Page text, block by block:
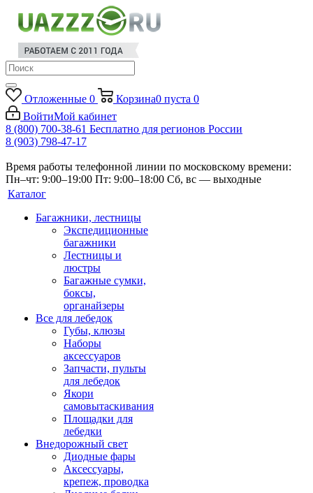
Отложенные 0 Корзина0 пуста 0
ВойтиМой кабинет
8 (800) 700-38-61 Бесплатно для регионов России
8 (903) 798-47-17
Время работы телефонной линии по московскому времени:
Пн–чт: 9:00–19:00 Пт: 9:00–18:00 Сб, вс — выходные
Каталог
Багажники, лестницы
Экспедиционные
багажники
Лестницы и
люстры
Багажные сумки,
боксы,
органайзеры
Все для лебедок
Губы, клюзы
Наборы
аксессуаров
Запчасти, пульты
для лебедок
Якори
самовытаскивания
Площадки для
лебедки
Внедорожный свет
Диодные фары
Аксессуары,
крепеж, проводка